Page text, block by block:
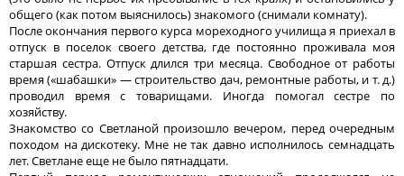
общего (как потом выяснилось) знакомого (снимали комнату).
После окончания первого курса мореходного училища я приехал в
отпуск в поселок своего детства, где постоянно проживала моя
старшая сестра. Отпуск длился три месяца. Свободное от работы
время («шабашки» — строительство дач, ремонтные работы, и т. д.)
проводил время с товарищами. Иногда помогал сестре по
хозяйству.
Знакомство со Светланой произошло вечером, перед очередным
походом на дискотеку. Мне не так давно исполнилось семнадцать
лет. Светлане еще не было пятнадцати.